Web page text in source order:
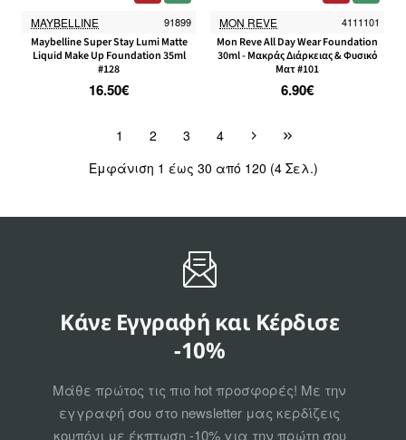
MAYBELLINE 91899
Maybelline Super Stay Lumi Matte
Liquid Make Up Foundation 35ml
#128
16.50€
MON REVE 4111101
Mon Reve All Day Wear Foundation
30ml - Μακράς Διάρκειας & Φυσικό
Ματ #101
6.90€
1 2 3
4
Εμφάνιση 1 έως 30 από 120 (4 Σελ.)
Κάνε Εγγραφή και Κέρδισε
-10%
Μάθε πρώτος τις πιο hot προσφορές! Με την
εγγραφή σου στο newsletter μας κερδίζεις
κουπόνι με έκπτωση -10% για την πρώτη σου